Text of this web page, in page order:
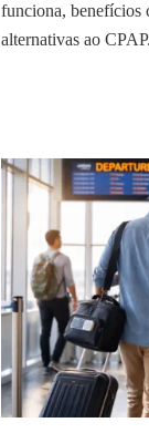
funciona, benefícios
alternativas ao CPAP.